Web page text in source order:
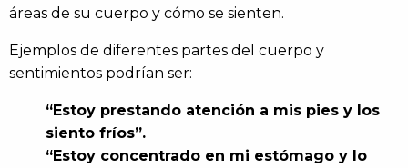
áreas de su cuerpo y cómo se sienten.
Ejemplos de diferentes partes del cuerpo y
sentimientos podrían ser:
“Estoy prestando atención a mis pies y los
siento fríos”.
“Estoy concentrado en mi estómago y lo